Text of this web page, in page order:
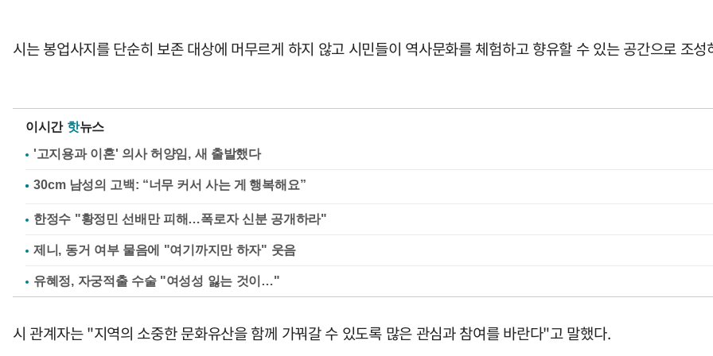
시는 봉업사지를 단순히 보존 대상에 머무르게 하지 않고 시민들이 역사문화를 체험하고 향유할 수 있는 공간으로 조
이시간 핫뉴스
'고지용과 이혼' 의사 허양임, 새 출발했다
한정수 "황정민 선배만 피해…폭로자 신분 공개하라"
제니, 동거 여부 물음에 "여기까지만 하자" 웃음
유혜정, 자궁적출 수술 "여성성 잃는 것이…"
시 관계자는 "지역의 소중한 문화유산을 함께 가꿔갈 수 있도록 많은 관심과 참여를 바란다"고 말했다.